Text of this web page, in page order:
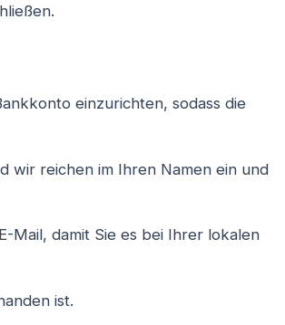
einzurichten, sodass die
wir reichen im Ihren Namen ein und
Mail, damit Sie es bei Ihrer lokalen
ist.